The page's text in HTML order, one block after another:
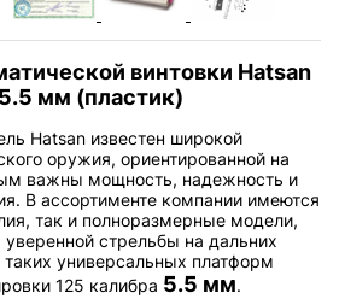
винтовки Hatsan
мм (пластик)
Hatsan известен широкой
оружия, ориентированной на
важны мощность, надежность и
В ассортименте компании имеются
так и полноразмерные модели,
стрельбы на дальних
универсальных платформ
125 калибра 5.5 мм.